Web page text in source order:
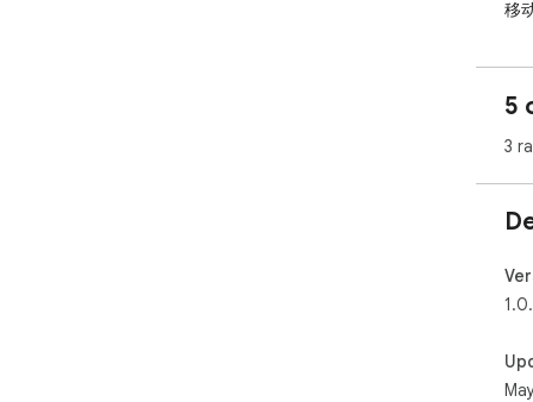
移
可
✅
✅
5
3